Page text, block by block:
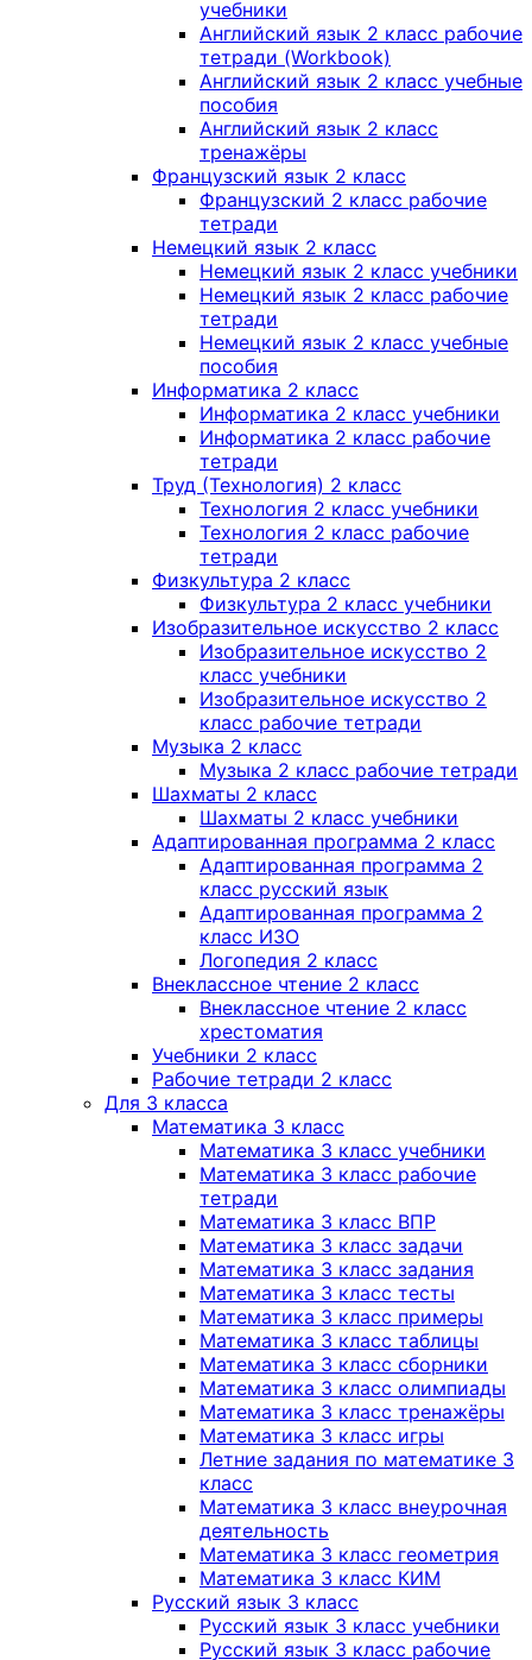
учебники
Английский язык 2 класс рабочие
тетради (Workbook)
Английский язык 2 класс учебные
пособия
Английский язык 2 класс
тренажёры
Французский язык 2 класс
Французский 2 класс рабочие
тетради
Немецкий язык 2 класс
Немецкий язык 2 класс учебники
Немецкий язык 2 класс рабочие
тетради
Немецкий язык 2 класс учебные
пособия
Информатика 2 класс
Информатика 2 класс учебники
Информатика 2 класс рабочие
тетради
Труд (Технология) 2 класс
Технология 2 класс учебники
Технология 2 класс рабочие
тетради
Физкультура 2 класс
Физкультура 2 класс учебники
Изобразительное искусство 2 класс
Изобразительное искусство 2
класс учебники
Изобразительное искусство 2
класс рабочие тетради
Музыка 2 класс
Музыка 2 класс рабочие тетради
Шахматы 2 класс
Шахматы 2 класс учебники
Адаптированная программа 2 класс
Адаптированная программа 2
класс русский язык
Адаптированная программа 2
класс ИЗО
Логопедия 2 класс
Внеклассное чтение 2 класс
Внеклассное чтение 2 класс
хрестоматия
Учебники 2 класс
Рабочие тетради 2 класс
Для 3 класса
Математика 3 класс
Математика 3 класс учебники
Математика 3 класс рабочие
тетради
Математика 3 класс ВПР
Математика 3 класс задачи
Математика 3 класс задания
Математика 3 класс тесты
Математика 3 класс примеры
Математика 3 класс таблицы
Математика 3 класс сборники
Математика 3 класс олимпиады
Математика 3 класс тренажёры
Математика 3 класс игры
Летние задания по математике 3
класс
Математика 3 класс внеурочная
деятельность
Математика 3 класс геометрия
Математика 3 класс КИМ
Русский язык 3 класс
Русский язык 3 класс учебники
Русский язык 3 класс рабочие